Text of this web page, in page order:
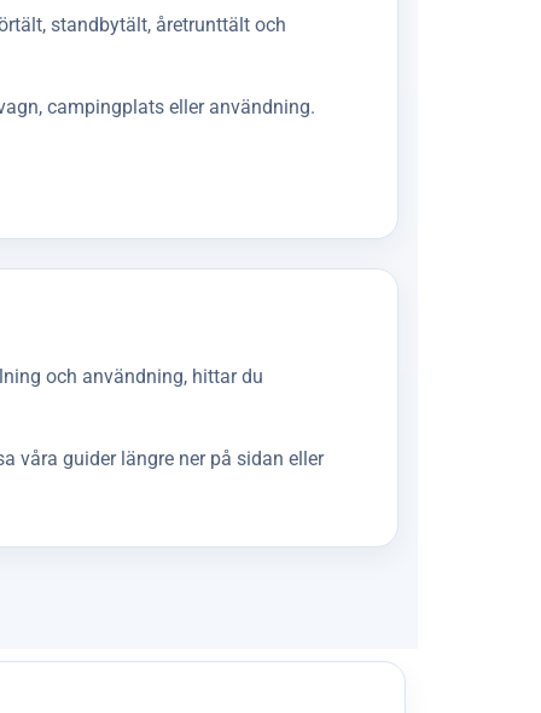
standbytält, åretrunttält och
campingplats eller användning.
och användning, hittar du
våra guider längre ner på sidan eller